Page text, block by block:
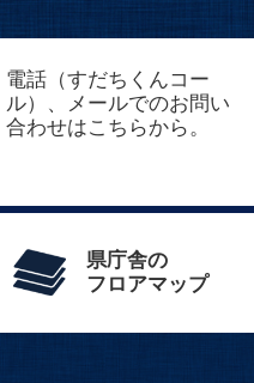
電話（すだちくんコー
ル）、メールでのお問い
合わせはこちらから。
県庁舎の
フロアマップ